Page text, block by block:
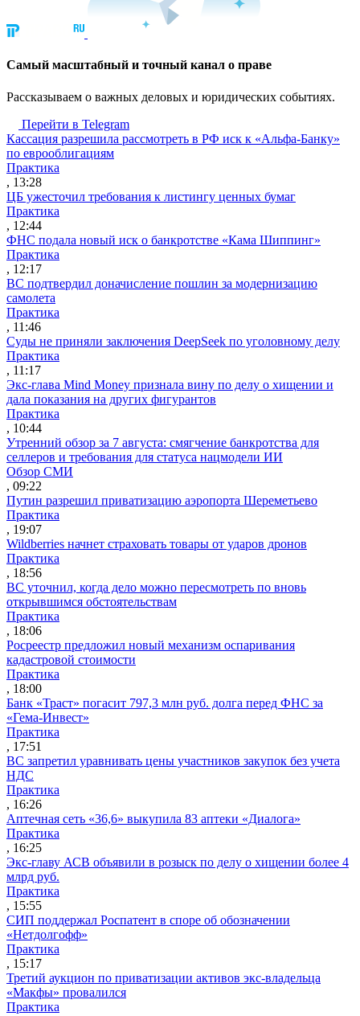
Cамый масштабный и точный канал о праве
Рассказываем о важных деловых и юридических событиях.
Перейти в Telegram
Кассация разрешила рассмотреть в РФ иск к «Альфа-Банку»
по еврооблигациям
Практика
, 13:28
ЦБ ужесточил требования к листингу ценных бумаг
Практика
, 12:44
ФНС подала новый иск о банкротстве «Кама Шиппинг»
Практика
, 12:17
ВС подтвердил доначисление пошлин за модернизацию
самолета
Практика
, 11:46
Суды не приняли заключения DeepSeek по уголовному делу
Практика
, 11:17
Экс-глава Mind Money признала вину по делу о хищении и
дала показания на других фигурантов
Практика
, 10:44
Утренний обзор за 7 августа: смягчение банкротства для
селлеров и требования для статуса нацмодели ИИ
Обзор СМИ
, 09:22
Путин разрешил приватизацию аэропорта Шереметьево
Практика
, 19:07
Wildberries начнет страховать товары от ударов дронов
Практика
, 18:56
ВС уточнил, когда дело можно пересмотреть по вновь
открывшимся обстоятельствам
Практика
, 18:06
Росреестр предложил новый механизм оспаривания
кадастровой стоимости
Практика
, 18:00
Банк «Траст» погасит 797,3 млн руб. долга перед ФНС за
«Гема-Инвест»
Практика
, 17:51
ВС запретил уравнивать цены участников закупок без учета
НДС
Практика
, 16:26
Аптечная сеть «36,6» выкупила 83 аптеки «Диалога»
Практика
, 16:25
Экс-главу АСВ объявили в розыск по делу о хищении более 4
млрд руб.
Практика
, 15:55
СИП поддержал Роспатент в споре об обозначении
«Нетдолгофф»
Практика
, 15:17
Третий аукцион по приватизации активов экс-владельца
«Макфы» провалился
Практика